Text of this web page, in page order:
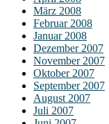
März 2008
Februar 2008
Januar 2008
Dezember 2007
November 2007
Oktober 2007
September 2007
August 2007
Juli 2007